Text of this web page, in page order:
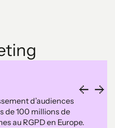
d’audiences
de 100 millions de
au RGPD en Europe.